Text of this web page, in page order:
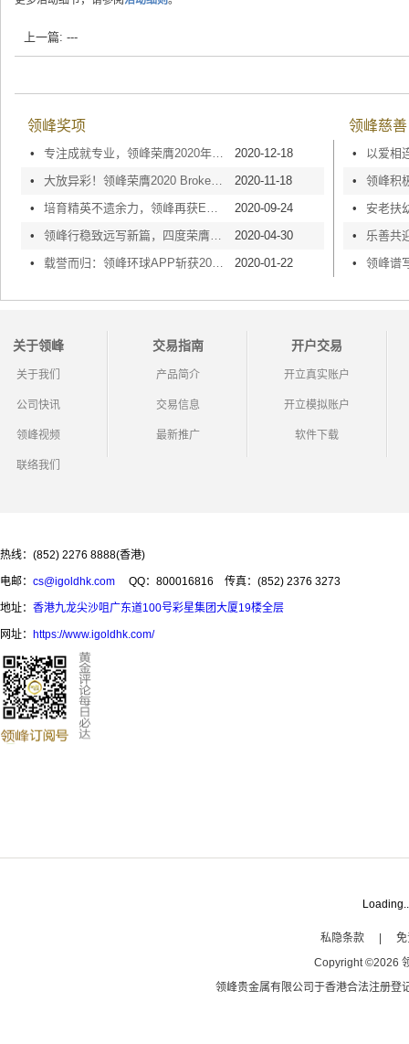
上一篇: ---
领峰奖项
•
2020-12-18
•
2020-11-18
•
2020-09-24
•
2020-04-30
•
2020-01-22
领峰慈善
•
•
•
•
•
关于领峰
关于我们
公司快讯
领峰视频
联络我们
交易指南
产品简介
交易信息
最新推广
开户交易
开立真实账户
开立模拟账户
软件下载
热线：(852) 2276 8888(香港)
电邮： cs@igoldhk.com QQ：800016816 传真：(852) 2376 3273
地址： 香港九龙尖沙咀广东道100号彩星集团大厦19楼全层
网址： https://www.igoldhk.com/
私隐条款
Copyright©2026
领峰贵金属有限公司于香港合法注册登